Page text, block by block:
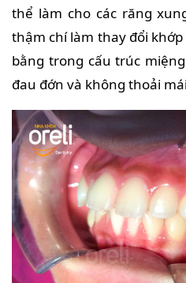
thể làm cho các răng
thậm chí làm thay đổi
bằng trong cấu trúc
đau đớn và không thoải